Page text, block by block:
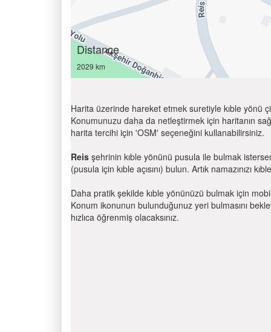
Distance
2029 km
Harita üzerinde hareket etmek suretiyle kıble yönü
Konumunuzu daha da netleştirmek için haritanın
harita tercihi için 'OSM' seçeneğini kullanabilirsiniz.
Reis şehrinin kıble yönünü pusula ile bulmak
(pusula için kıble açısını) bulun. Artık namazınızı
Daha pratik şekilde kıble yönünüzü bulmak için
Konum ikonunun bulunduğunuz yeri bulmasını
hızlıca öğrenmiş olacaksınız.